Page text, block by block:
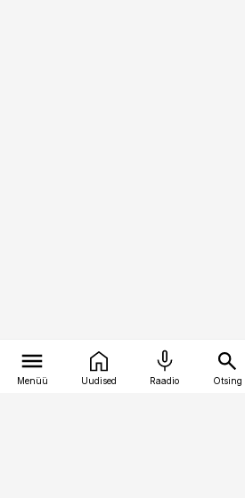
Menüü Uudised Raadio Otsing